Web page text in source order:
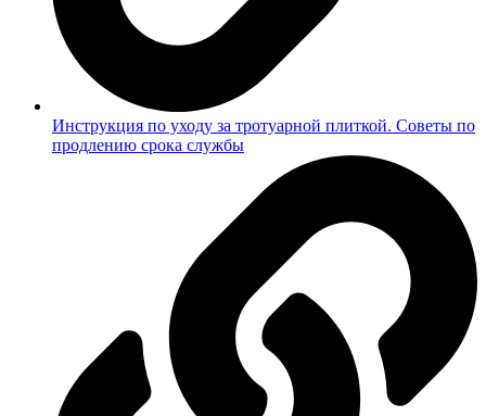
Инструкция по уходу за тротуарной плиткой. Советы по
продлению срока службы